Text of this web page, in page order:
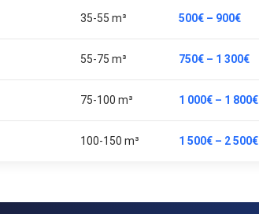
35-55 m³ 500€ – 900€
55-75 m³ 750€ – 1 300€
75-100 m³ 1 000€ – 1 800€
100-150 m³ 1 500€ – 2 500€